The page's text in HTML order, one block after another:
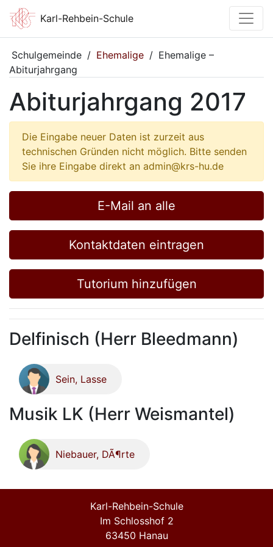
Karl-Rehbein-Schule
Schulgemeinde / Ehemalige / Ehemalige –
Abiturjahrgang
Abiturjahrgang 2017
Die Eingabe neuer Daten ist zurzeit aus
technischen Gründen nicht möglich. Bitte senden
Sie ihre Eingabe direkt an admin@krs-hu.de
E-Mail an alle
Kontaktdaten eintragen
Tutorium hinzufügen
Delfinisch (Herr Bleedmann)
Sein, Lasse
Musik LK (Herr Weismantel)
Niebauer, DÃ¶rte
Karl-Rehbein-Schule
Im Schlosshof 2
63450 Hanau